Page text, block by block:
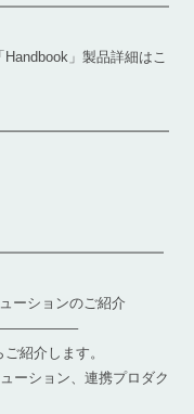
」製品詳細はこ
ーションのご紹介
紹介します。
ーション、連携プロダク